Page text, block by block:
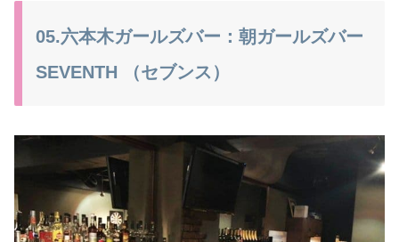
05.六本木ガールズバー：朝ガールズバー
SEVENTH （セブンス）